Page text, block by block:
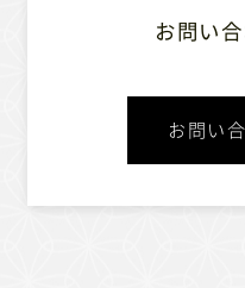
お問い
お問い